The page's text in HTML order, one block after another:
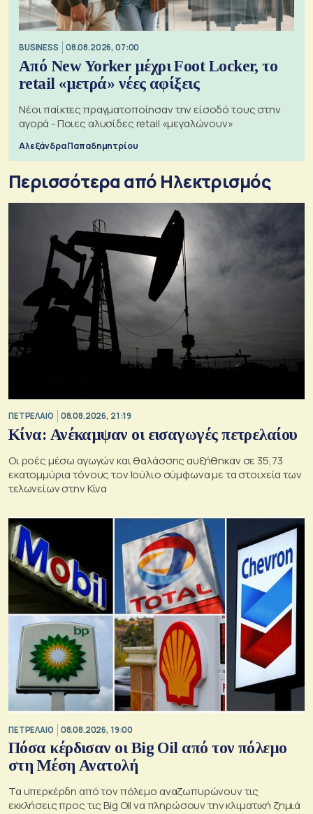
BUSINESS 08.08.2026, 07:00
Από New Yorker μέχρι Foot Locker, το
retail «μετρά» νέες αφίξεις
Νέοι παίκτες πραγματοποίησαν την είσοδό τους στην
αγορά - Ποιες αλυσίδες retail «μεγαλώνουν»
Αλεξάνδρα Παπαδημητρίου
Περισσότερα από Ηλεκτρισμός
ΠΕΤΡΕΛΑΙΟ 08.08.2026, 21:19
Κίνα: Ανέκαμψαν οι εισαγωγές πετρελαίου
Οι ροές μέσω αγωγών και θαλάσσης αυξήθηκαν σε 35,73
εκατομμύρια τόνους τον Ιούλιο σύμφωνα με τα στοιχεία των
τελωνείων στην Κίνα
ΠΕΤΡΕΛΑΙΟ 08.08.2026, 19:00
Πόσα κέρδισαν οι Big Oil από τον πόλεμο
στη Μέση Ανατολή
Τα υπερκέρδη από τον πόλεμο αναζωπυρώνουν τις
εκκλήσεις προς τις Big Oil να πληρώσουν την κλιματική ζημιά